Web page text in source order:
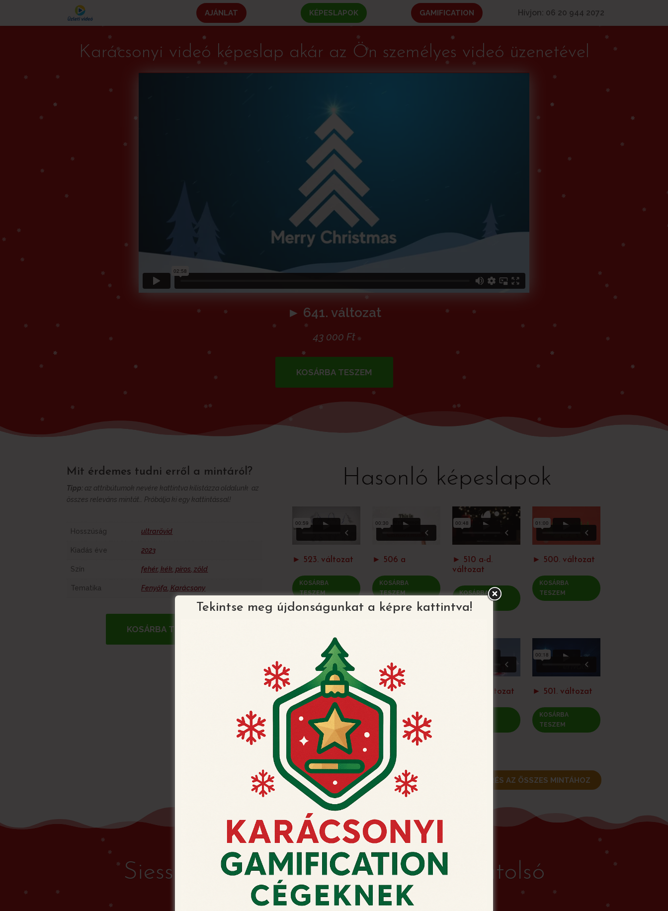
AJÁNLAT KÉPESLAPOK GAMIFICATION Hívjon: 06 20 944 2072
Karácsonyi videó képeslap akár az Ön személyes videó üzenetével
► 641. változat
43 000 Ft
KOSÁRBA TESZEM
Mit érdemes tudni erről a mintáról?
Tipp: az attribútumok nevére kattintva kilistázza oldalunk az
összes releváns mintát… Próbálja ki egy kattintással!
Hosszúság ultrarövid
Kiadás éve 2023
Szín fehér,kék ,piros ,zöld
Tematika Fenyőfa ,Karácsony
KOSÁRBA TESZEM
Hasonló képeslapok
► 523. változat
KOSÁRBA
TESZEM
► 506 a
KOSÁRBA
TESZEM
► 510 a-d.
változat
KOSÁRBA
TESZEM
► 500. változat
KOSÁRBA
TESZEM
► 504 a-c.
változat
KOSÁRBA
TESZEM
► 512. változat
KOSÁRBA
TESZEM
► 502. változat ► 501. változat
KOSÁRBA
TESZEM
VISSZATÉRÉS AZ ÖSSZES MINTÁHOZ
Siessen! Ne hagyja a rendelést az utolsó
pillanatra!
Tekintse meg újdonságunkat a képre kattintva!